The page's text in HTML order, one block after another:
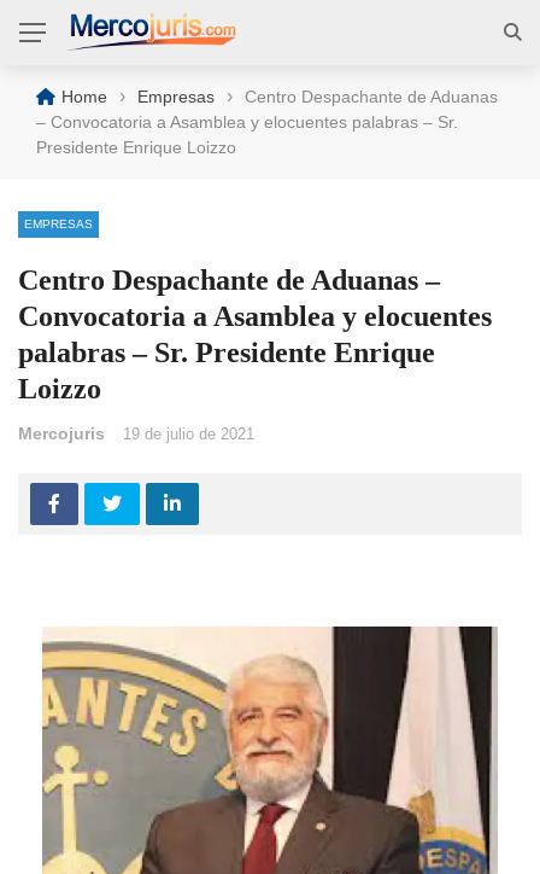
Home › Empresas ›
Centro Despachante de Aduanas
– Convocatoria a Asamblea y elocuentes palabras – Sr.
Presidente Enrique Loizzo
EMPRESAS
Centro Despachante de Aduanas –
Convocatoria a Asamblea y elocuentes
palabras – Sr. Presidente Enrique
Loizzo
Mercojuris 19 de julio de 2021